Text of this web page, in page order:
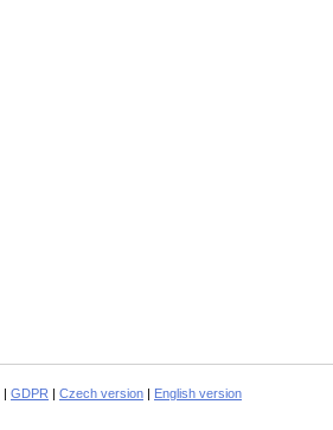
| GDPR | Czech version | English version